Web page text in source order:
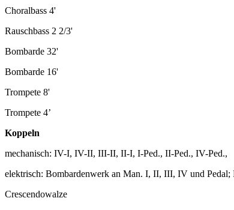
Choralbass 4'
Rauschbass 2 2/3'
Bombarde 32'
Bombarde 16'
Trompete 8'
Trompete 4’
Koppeln
mechanisch: IV-I, IV-II, III-II, II-I, I-Ped., II-Ped., IV-Ped.,
elektrisch: Bombardenwerk an Man. I, II, III, IV und
Crescendowalze